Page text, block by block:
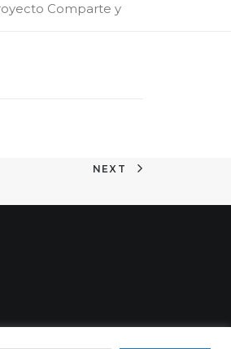
Comparte y
NEXT